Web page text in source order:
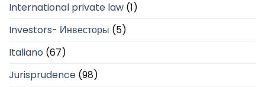
International private law (1)
Investors- Инвесторы (5)
Italiano (67)
Jurisprudence (98)